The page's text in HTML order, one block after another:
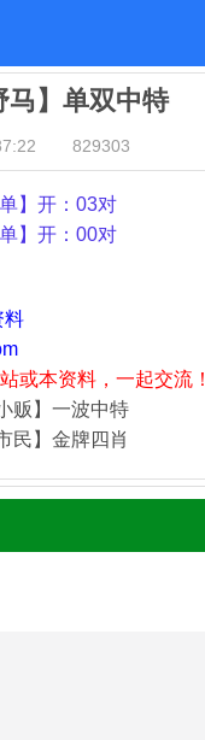
马】单双中特
829303
】开：03对
】开：00对
料
或本资料，一起交流！
贩】一波中特
民】金牌四肖